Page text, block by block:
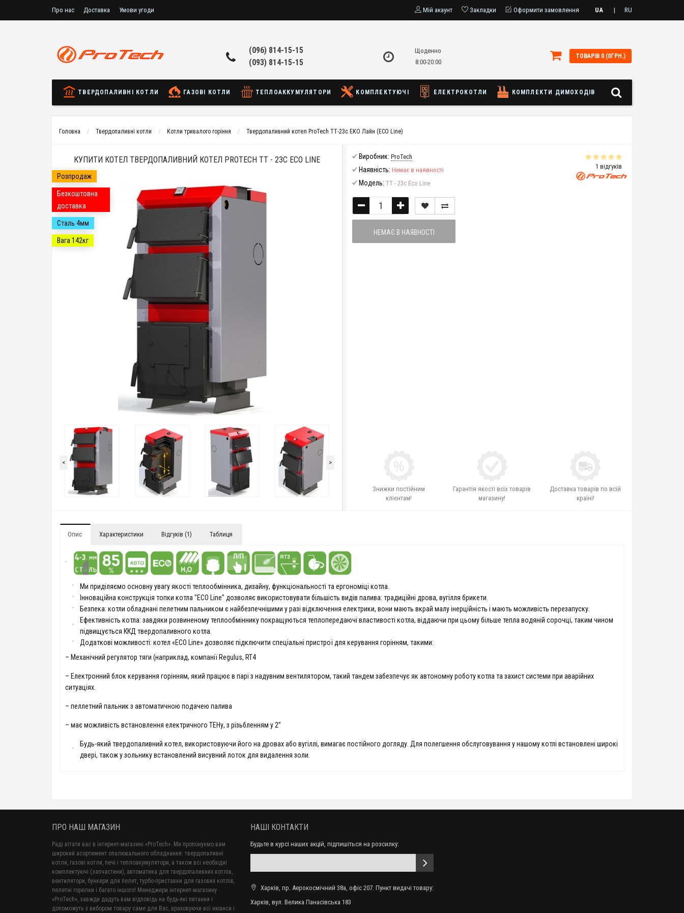
Про нас Доставка Умови угоди Мій акаунт Закладки Оформити замовлення UA | RU
(096) 814-15-15
(093) 814-15-15
Щоденно
8:00-20:00
ТОВАРІВ 0 (0ГРН.)
ТВЕРДОПАЛИВНІ КОТЛИ ГАЗОВІ КОТЛИ ТЕПЛОАККУМУЛЯТОРИ КОМПЛЕКТУЮЧІ ЕЛЕКТРОКОТЛИ КОМПЛЕКТИ ДИМОХОДІВ
Головна Твердопаливні котли Котли тривалого горіння Твердопаливний котел ProTech ТТ-23с ЕКО Лайн (ECO Line)
КУПИТИ КОТЕЛ ТВЕРДОПАЛИВНИЙ КОТЕЛ PROTECH ТТ - 23С ECO LINE
Розпродаж
Безкоштовна
доставка
Сталь 4мм
Вага 142кг
< >
1 відгуків
Виробник: ProTech
Наявність: Немає в наявності
Модель: ТТ - 23с Eco Line
НЕМАЄ В НАЯВНОСТІ
Знижки постійним
клієнтам!
Гарантія якості всіх товарів
магазину!
Доставка товарів по всій
країні!
Опис Характеристики Відгуків (1) Таблиця
Ми приділяємо основну увагу якості теплообмінника, дизайну, функціональності та ергономіці котла.
Інноваційна конструкція топки котла "ECO Line" дозволяє використовувати більшість видів палива: традиційні дрова, вугілля брикети.
Безпека: котли обладнані пелетним пальником є найбезпечнішими у разі відключення електрики, вони мають вкрай малу інерційність і мають можливість перезапуску.
Ефективність котла: завдяки розвиненому теплообміннику покращуються теплопередаючі властивості котла, віддаючи при цьому більше тепла водяній сорочці, таким чином
підвищується ККД твердопаливного котла.
Додаткові можливості: котел «ECO Line» дозволяє підключити спеціальні пристрої для керування горінням, такими:
– Механічний регулятор тяги (наприклад, компанії Regulus, RT4
– Електронний блок керування горінням, який працює в парі з надувним вентилятором, такий тандем забезпечує як автономну роботу котла та захист системи при аварійних
ситуаціях.
– пеллетний пальник з автоматичною подачею палива
– має можливість встановлення електричного ТЕНу, з різьбленням у 2”
Будь-який твердопаливний котел, використовуючи його на дровах або вугіллі, вимагає постійного догляду. Для полегшення обслуговування у нашому котлі встановлені широкі
двері, також у зольнику встановлений висувний лоток для видалення золи.
ПРО НАШ МАГАЗИН
Раді вітати вас в інтернет-магазині «ProTech». Ми пропонуємо вам
широкий асортимент опалювального обладнання: твердопаливні
котли, газові котли, печі і теплоакумулятори, а також всі необхідні
комплектуючі (запчастини), автоматика для твердопаливних котлів,
вентилятори, бункери для пелет, турбо-приставки для газових котлів,
пелетні горелки і багато іншого! Менеджери інтернет-магазину
«ProTech», завжди дадуть вам відповідь на будь-які питання і
допоможуть з вибором товару саме для Вас, враховуючи всі нюанси і
НАШІ КОНТАКТИ
Будьте в курсі наших акцій, підпишіться на розсилку:
Харків, пр. Аерокосмічний 38а, офіс 207. Пункт видачі товару:
Харків, вул. Велика Панасівська 183